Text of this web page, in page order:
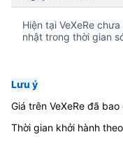
Hiện tại VeXeRe
nhật trong thời gian
Lưu ý
Giá trên VeXeRe đã
Thời gian khởi hành